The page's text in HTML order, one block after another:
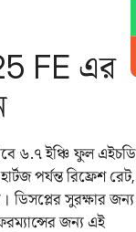
FE এর
৬.৭ ইঞ্চি ফুল এইচডি
পর্যন্ত রিফ্রেশ রেট,
ডিসপ্লের সুরক্ষার জন্য
জন্য এই